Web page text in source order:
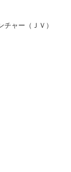
ャー（ＪＶ）